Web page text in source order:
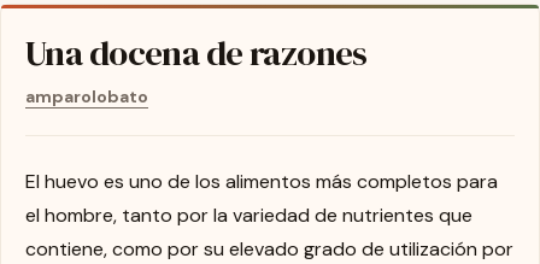
Una docena de razones
amparolobato
El huevo es uno de los alimentos más completos para
el hombre, tanto por la variedad de nutrientes que
contiene, como por su elevado grado de utilización por